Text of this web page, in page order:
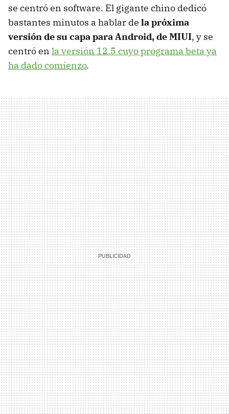
se centró en software. El gigante chino dedicó
bastantes minutos a hablar de la próxima
versión de su capa para Android, de MIUI, y se
centró en la versión 12.5 cuyo programa beta ya
ha dado comienzo.